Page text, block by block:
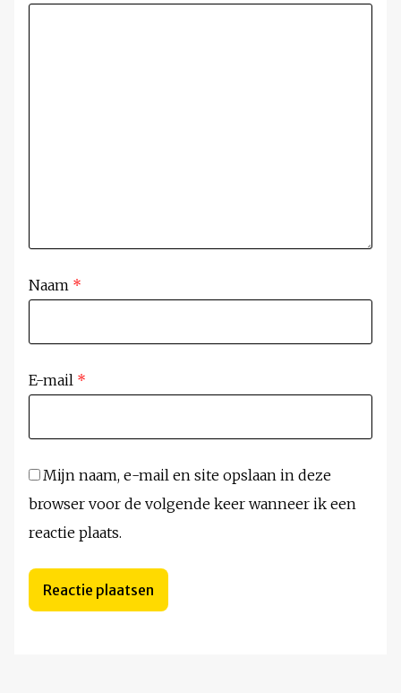
Naam *
E-mail *
Mijn naam, e-mail en site opslaan in deze
browser voor de volgende keer wanneer ik een
reactie plaats.